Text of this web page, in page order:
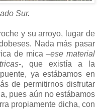
Sur.
y su arroyo, lugar de
Nada más pasar
de mica –ese material
, que existía a la
ya estábamos en
de permitirnos disfrutar
pues aún no estábamos
propiamente dicha, con